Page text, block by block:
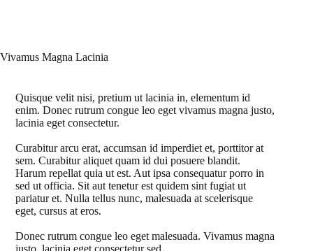
Vivamus Magna Lacinia
Quisque velit nisi, pretium ut lacinia in, elementum id
enim. Donec rutrum congue leo eget vivamus magna justo,
lacinia eget consectetur.
Curabitur arcu erat, accumsan id imperdiet et, porttitor at
sem. Curabitur aliquet quam id dui posuere blandit.
Harum repellat quia ut est. Aut ipsa consequatur porro in
sed ut officia. Sit aut tenetur est quidem sint fugiat ut
pariatur et. Nulla tellus nunc, malesuada at scelerisque
eget, cursus at eros.
Donec rutrum congue leo eget malesuada. Vivamus magna
justo, lacinia eget consectetur sed.